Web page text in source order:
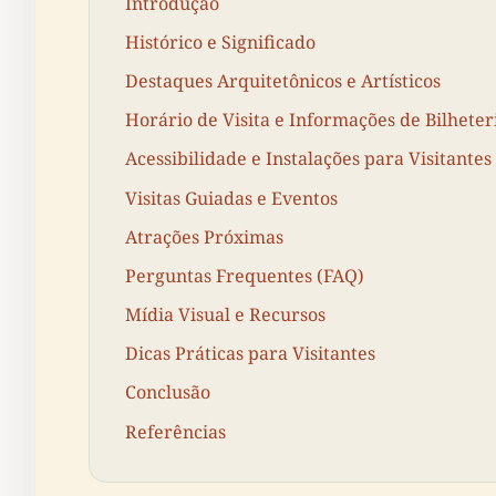
Histórico e Significado
Destaques Arquitetônicos e Artísticos
Horário de Visita e Informações de
Acessibilidade e Instalações para Visitantes
Visitas Guiadas e Eventos
Atrações Próximas
Perguntas Frequentes (FAQ)
Mídia Visual e Recursos
Dicas Práticas para Visitantes
Conclusão
Referências